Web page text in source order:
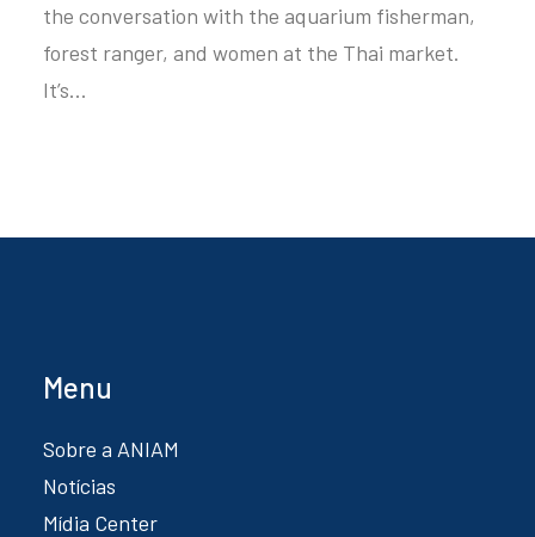
the conversation with the aquarium fisherman,
forest ranger, and women at the Thai market.
It’s…
Menu
Sobre a ANIAM
Notícias
Mídia Center